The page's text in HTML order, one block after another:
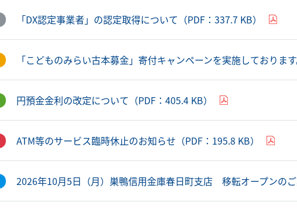
「DX認定事業者」の認定取得について（PDF：337.7 KB）
「こどものみらい古本募金」寄付キャンペーンを実施しております
円預金金利の改定について（PDF：405.4 KB）
ATM等のサービス臨時休止のお知らせ（PDF：195.8 KB）
2026年10月5日（月）巣鴨信用金庫春日町支店 移転オープンのご